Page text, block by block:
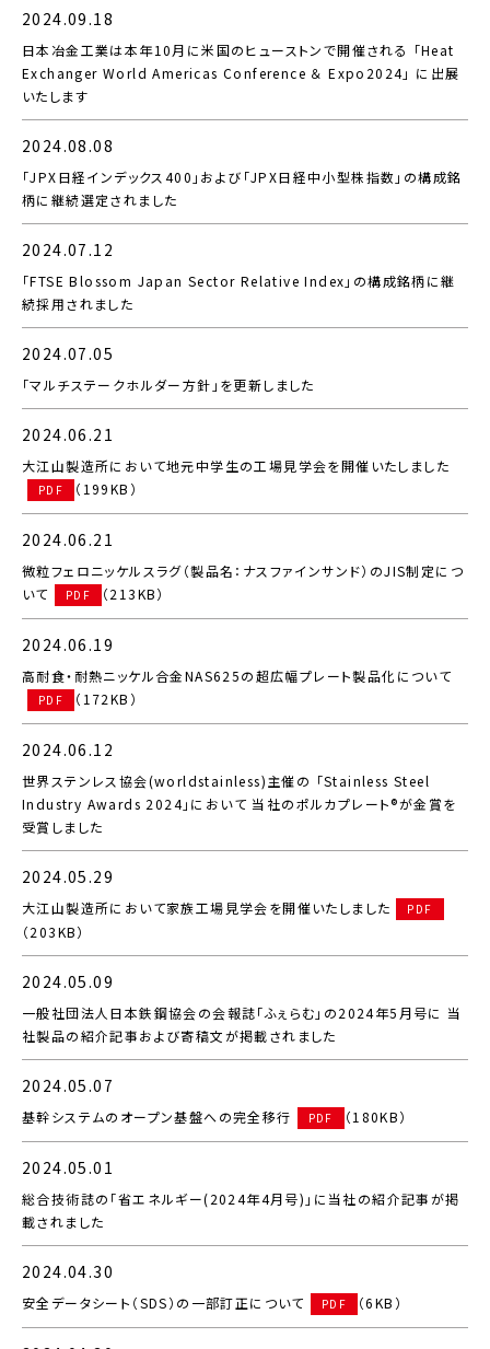
2024.09.18
日本冶金工業は本年10月に米国のヒューストンで開催される 「Heat
Exchanger World Americas Conference ＆ Expo2024」 に出展
いたします
2024.08.08
「JPX日経インデックス400」および「JPX日経中小型株指数」の構成銘
柄に継続選定されました
2024.07.12
「FTSE Blossom Japan Sector Relative Index」の構成銘柄に継
続採用されました
2024.07.05
「マルチステークホルダー方針」を更新しました
2024.06.21
大江山製造所において地元中学生の工場見学会を開催いたしました
PDF （199KB）
2024.06.21
微粒フェロニッケルスラグ（製品名：ナスファインサンド）のJIS制定につ
いて
PDF （213KB）
2024.06.19
高耐食・耐熱ニッケル合金NAS625の超広幅プレート製品化について
PDF （172KB）
2024.06.12
世界ステンレス協会(worldstainless)主催の 「Stainless Steel
Industry Awards 2024」において 当社のポルカプレート®が金賞を
受賞しました
2024.05.29
大江山製造所において家族工場見学会を開催いたしました PDF
（203KB）
2024.05.09
一般社団法人日本鉄鋼協会の会報誌「ふぇらむ」の2024年5月号に 当
社製品の紹介記事および寄稿文が掲載されました
2024.05.07
基幹システムのオープン基盤への完全移行 PDF （180KB）
2024.05.01
総合技術誌の「省エネルギー(2024年4月号)」に当社の紹介記事が掲
載されました
2024.04.30
安全データシート（SDS）の一部訂正について PDF （6KB）